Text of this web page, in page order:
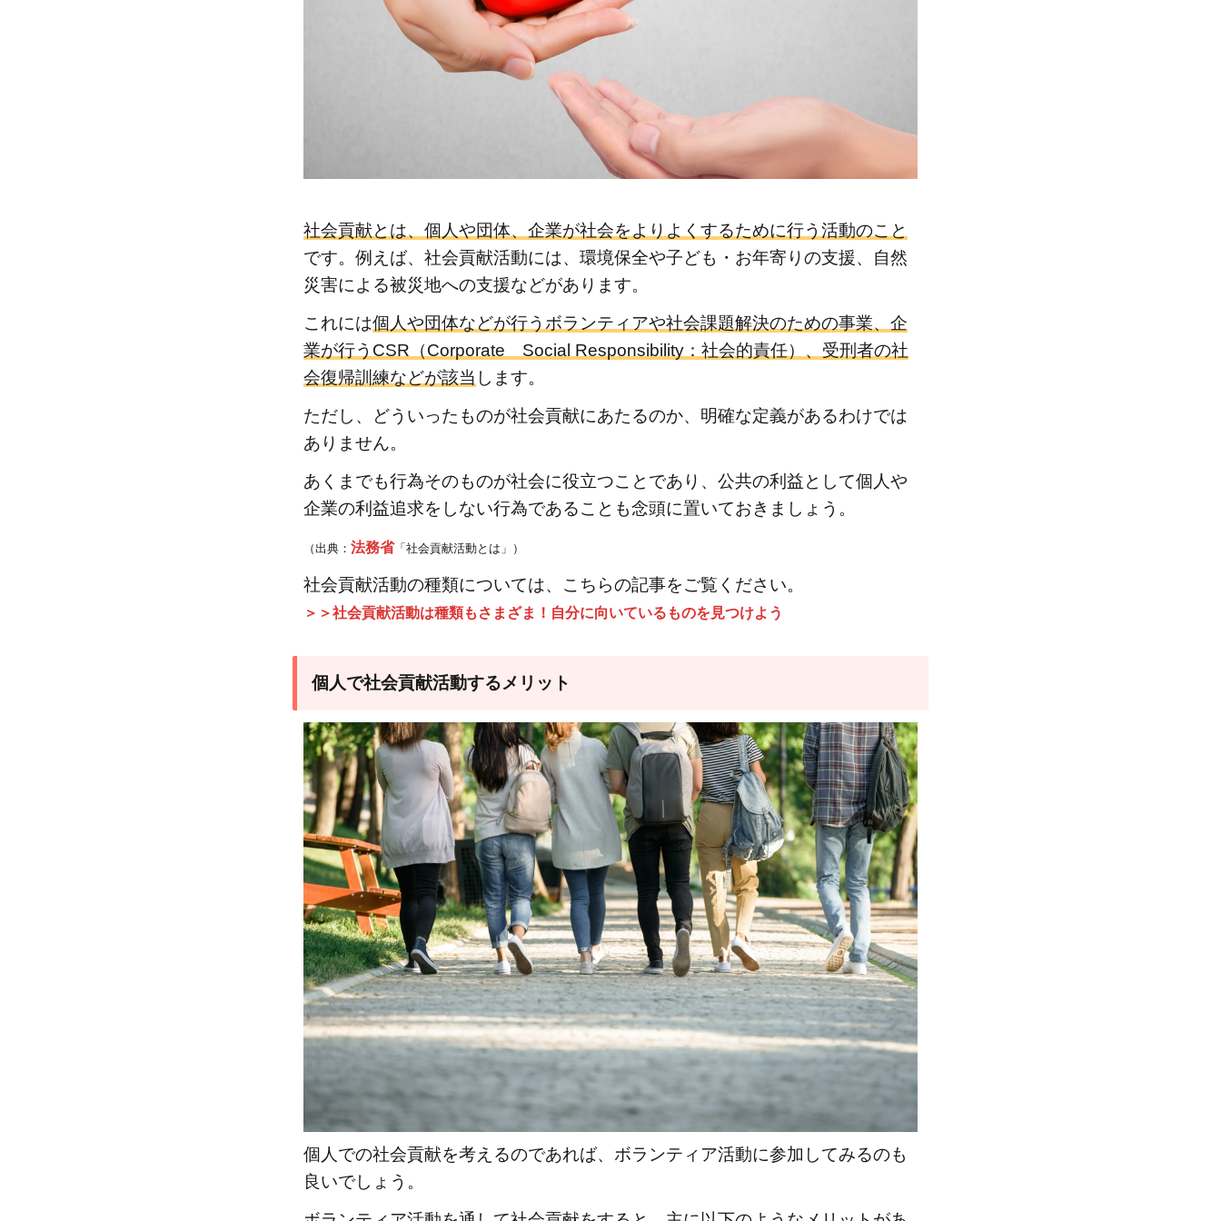
メ
リ
ッ
ト
3
個
人
で
で
き
社
会
献
活
付
2.収
集・
募金
活動
3.3
3.環
境保
全活
動
3.4
4.地
域活
性化
5.フ
ード
3.6
6.子
社会貢献とは、個人や団体、企業が社会をよりよくするために行う活動のこと
です。例えば、社会貢献活動には、環境保全や子ども・お年寄りの支援、自然
災害による被災地への支援などがあります。
これには個人や団体などが行うボランティアや社会課題解決のための事業、企
業が行うCSR（Corporate Social Responsibility：社会的責任）、受刑者の社
会復帰訓練などが該当 します。
ただし、どういったものが社会貢献にあたるのか、明確な定義があるわけでは
ありません。
あくまでも行為そのものが社会に役立つことであり、公共の利益として個人や
企業の利益追求をしない行為であることも念頭に置いておきましょう。
（出典： 法務省「社会貢献活動とは」）
社会貢献活動の種類については、こちらの記事をご覧ください。
＞＞社会貢献活動は種類もさまざま！自分に向いているものを見つけよう
個人で社会貢献活動するメリット
個人での社会貢献を考えるのであれば、ボランティア活動に参加してみるのも
良いでしょう。